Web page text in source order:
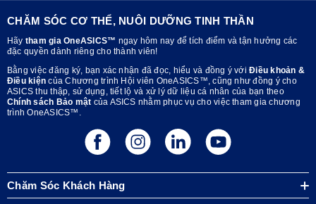
CHĂM SÓC CƠ THỂ, NUÔI DƯỠNG TINH THẦN
Hãy tham gia OneASICS™ ngay hôm nay để tích điểm và tận hưởng các
đặc quyền dành riêng cho thành viên!
Bằng việc đăng ký, bạn xác nhận đã đọc, hiểu và đồng ý với Điều khoản &
Điều kiện của Chương trình Hội viên OneASICS™, cũng như đồng ý cho
ASICS thu thập, sử dụng, tiết lộ và xử lý dữ liệu cá nhân của bạn theo
Chính sách Bảo mật của ASICS nhằm phục vụ cho việc tham gia chương
trình OneASICS™.
Chăm Sóc Khách Hàng